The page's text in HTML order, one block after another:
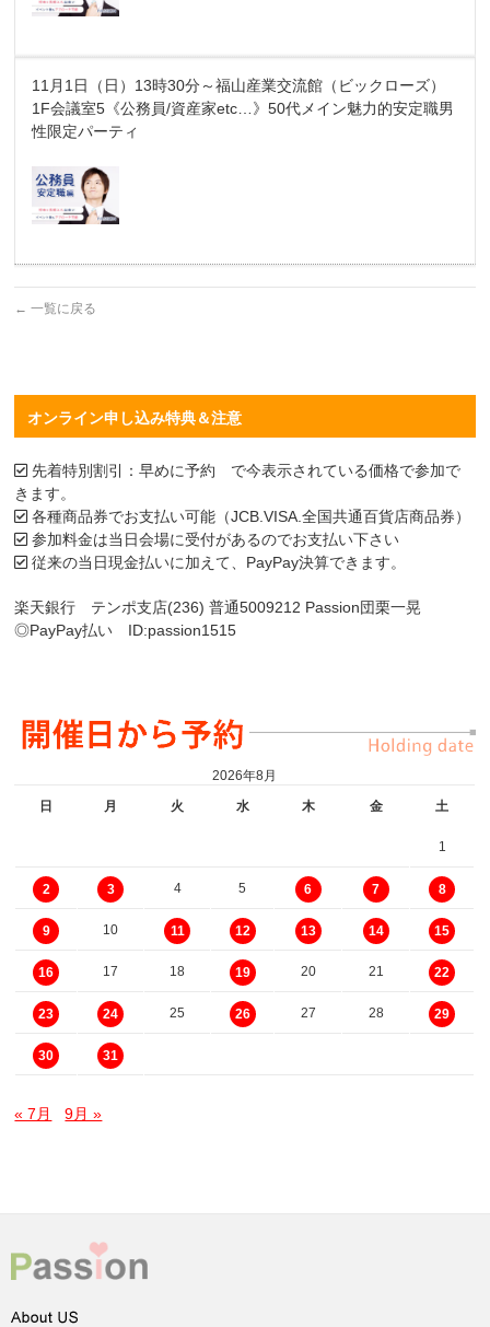
11月1日（日）13時30分～福山産業交流館（ビックローズ）
1F会議室5《公務員/資産家etc…》50代メイン魅力的安定職男
性限定パーティ
← 一覧に戻る
オンライン申し込み特典＆注意
先着特別割引：早めに予約 で今表示されている価格で参加で
きます。
各種商品券でお支払い可能（JCB.VISA.全国共通百貨店商品券）
参加料金は当日会場に受付があるのでお支払い下さい
従来の当日現金払いに加えて、PayPay決算できます。
楽天銀行 テンポ支店(236) 普通5009212 Passion団栗一晃
◎PayPay払い ID:passion1515
2026年8月
日
月 火 水 木 金 土
1
2 3 4 5 6 7 8
9 10 11 12 13 14 15
16 17 18 19 20 21 22
23 24 25 26 27 28 29
30 31
« 7月 9月 »